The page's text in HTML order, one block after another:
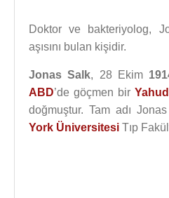
Doktor ve bakteriyolog,
aşısını bulan kişidir.
Jonas Salk, 28 Ekim
ABD’de göçmen bir
doğmuştur. Tam adı Jonas
York Üniversitesi Tıp